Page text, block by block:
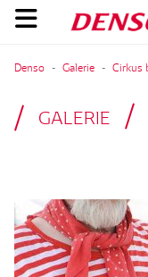
Denso Galerie Cirkus
GALERIE